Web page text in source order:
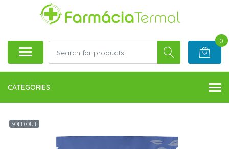
0
CATEGORIES
SOLD OUT